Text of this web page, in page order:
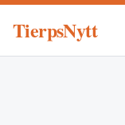
TierpsNytt